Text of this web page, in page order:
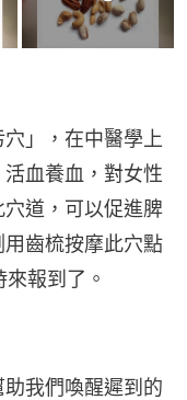
」，在中醫學上
血養血，對女性
道，可以促進脾
齒梳按摩此穴點
報到了。
我們喚醒遲到的